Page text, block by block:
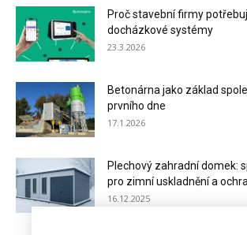
Proč stavební firmy
docházkové systémy
23.3.2026
Betonárna jako základ
prvního dne
17.1.2026
Plechový zahradní domek:
pro zimní uskladnění a
16.12.2025